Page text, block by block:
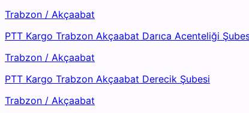
Trabzon / Akçaabat
PTT Kargo Trabzon Akçaabat Darıca Acenteliği
Trabzon / Akçaabat
PTT Kargo Trabzon Akçaabat Derecik Şubesi
Trabzon / Akçaabat